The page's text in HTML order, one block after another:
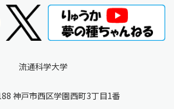
流通科学大学
神戸市西区学園西町3丁目1番